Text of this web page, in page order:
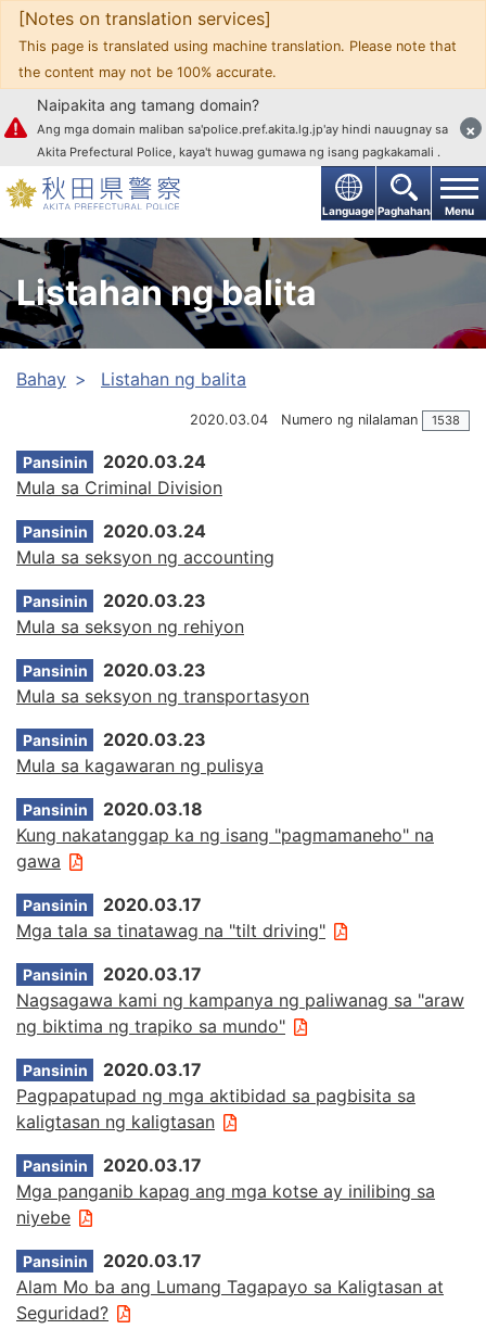
Upang mag-text
Language Paghahanap Menu
Naipakita ang tamang domain?
Ang mga domain maliban sa'police.pref.akita.lg.jp'ay hindi nauugnay sa
Akita Prefectural Police, kaya't huwag gumawa ng isang pagkakamali .
×
[Notes on translation services]
This page is translated using machine translation. Please note that
the content may not be 100% accurate.
Listahan ng balita
Bahay Listahan ng balita
2020.03.04 Numero ng nilalaman 1538
Pansinin
2020.03.24
Mula sa Criminal Division
Pansinin
2020.03.24
Mula sa seksyon ng accounting
Pansinin
2020.03.23
Mula sa seksyon ng rehiyon
Pansinin
2020.03.23
Mula sa seksyon ng transportasyon
Pansinin
2020.03.23
Mula sa kagawaran ng pulisya
Pansinin
2020.03.18
Kung nakatanggap ka ng isang "pagmamaneho" na
gawa
Pansinin
2020.03.17
Mga tala sa tinatawag na "tilt driving"
Pansinin
2020.03.17
Nagsagawa kami ng kampanya ng paliwanag sa "araw
ng biktima ng trapiko sa mundo"
Pansinin
2020.03.17
Pagpapatupad ng mga aktibidad sa pagbisita sa
kaligtasan ng kaligtasan
Pansinin
2020.03.17
Mga panganib kapag ang mga kotse ay inilibing sa
niyebe
Pansinin
2020.03.17
Alam Mo ba ang Lumang Tagapayo sa Kaligtasan at
Seguridad?